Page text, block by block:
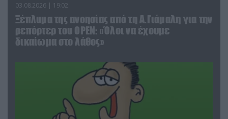
03.08.2026 | 19:02
Ξέπλυμα της ανοησίας από τη Α.Γιάμαλη για την
ρεπόρτερ του ΟΡΕΝ: «Όλοι να έχουμε
δικαίωμα στο λάθος»